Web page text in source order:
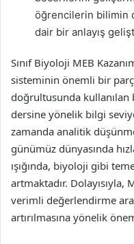
öğrencilerin bilimin
dair bir anlayış
Sınıf Biyoloji MEB
sisteminin önemli bir
doğrultusunda
dersine yönelik bilgi
zamanda analitik
günümüz dünyasında
ışığında, biyoloji gibi
artmaktadır. Dolayısıyla,
verimli değerlendirme
artırılmasına yönelik